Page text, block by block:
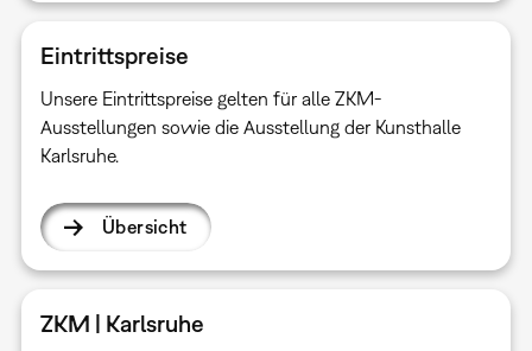
Eintrittspreise
Unsere Eintrittspreise gelten für alle ZKM-
Ausstellungen sowie die Ausstellung der Kunsthalle
Karlsruhe.
Übersicht
ZKM | Karlsruhe